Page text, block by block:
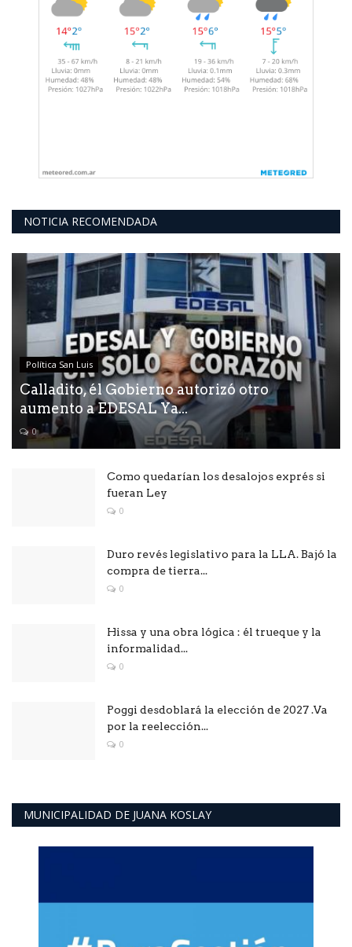
NOTICIA RECOMENDADA
Política San Luis
Calladito, él Gobierno autorizó otro
aumento a EDESAL Ya...
0
Como quedarían los desalojos exprés si
fueran Ley
0
Duro revés legislativo para la LLA. Bajó la
compra de tierra...
0
Hissa y una obra lógica : él trueque y la
informalidad...
0
Poggi desdoblará la elección de 2027 .Va
por la reelección...
0
MUNICIPALIDAD DE JUANA KOSLAY